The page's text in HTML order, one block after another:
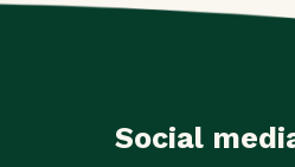
Social